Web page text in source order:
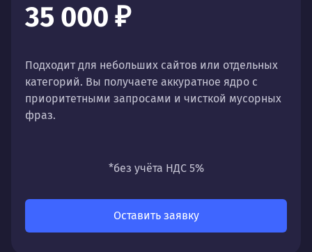
35 000 ₽
Подходит для небольших сайтов или отдельных
категорий. Вы получаете аккуратное ядро с
приоритетными запросами и чисткой мусорных
фраз.
*без учёта НДС 5%
Оставить заявку